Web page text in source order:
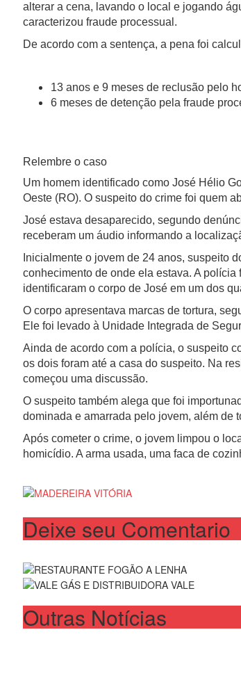
alterar a cena, lavando o local e jogando
caracterizou fraude processual.
De acordo com a sentença, a pena foi
13 anos e 9 meses de reclusão pelo
6 meses de detenção pela fraude
Relembre o caso
Um homem identificado como José Hélio
Oeste (RO). O suspeito do crime foi quem
José estava desaparecido, segundo
receberam um áudio informando a
Inicialmente o jovem de 24 anos, suspeito
conhecimento de onde ela estava. A
identificaram o corpo de José em um dos
O corpo apresentava marcas de tortura,
Ele foi levado à Unidade Integrada de
Ainda de acordo com a polícia, o suspeito
os dois foram até a casa do suspeito. Na
começou uma discussão.
O suspeito também alega que foi
dominada e amarrada pelo jovem, além de
Após cometer o crime, o jovem limpou o
homicídio. A arma usada, uma faca de
Deixe seu Comentario
Outras Notícias